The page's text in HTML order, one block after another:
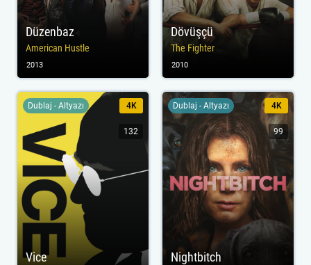
Düzenbaz
American Hustle
2013
Dövüşçü
The Fighter
2010
Vice
Dublaj - Altyazı 4K
132
Nightbitch
Dublaj - Altyazı 4K
99